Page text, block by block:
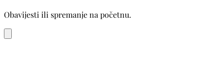
Obavijesti ili spremanje na početnu.